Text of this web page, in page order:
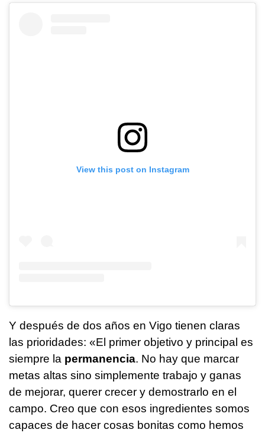
View this post on Instagram
Y después de dos años en Vigo tienen claras
las prioridades: «El primer objetivo y principal es
siempre la permanencia. No hay que marcar
metas altas sino simplemente trabajo y ganas
de mejorar, querer crecer y demostrarlo en el
campo. Creo que con esos ingredientes somos
capaces de hacer cosas bonitas como hemos